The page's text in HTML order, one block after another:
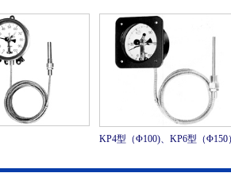
KP4型（Φ100)、KP6型（Φ150